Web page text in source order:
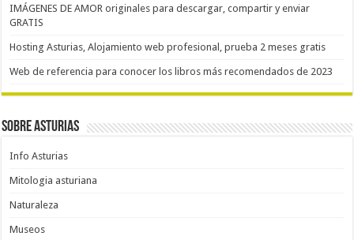
IMÁGENES DE AMOR originales para descargar, compartir y enviar
GRATIS
Hosting Asturias, Alojamiento web profesional, prueba 2 meses gratis
Web de referencia para conocer los libros más recomendados de 2023
Sobre Asturias
Info Asturias
Mitologia asturiana
Naturaleza
Museos